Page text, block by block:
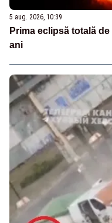
5 aug. 2026, 10:39
Prima eclipsă totală
ani